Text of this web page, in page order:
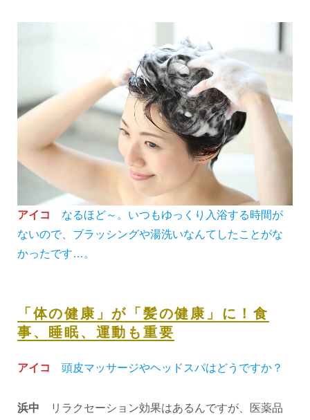
アイコ
なるほど～。いつもゆっくり入浴する時間が
ないので、ブラッシングや湯洗いなんてしたことがな
かったです…。
「体の健康」が「髪の健康」に！食
事、睡眠、運動も重要
アイコ 頭皮マッサージやヘッドスパはどうですか？
浜中 リラクセーション効果はあるんですが、医薬品